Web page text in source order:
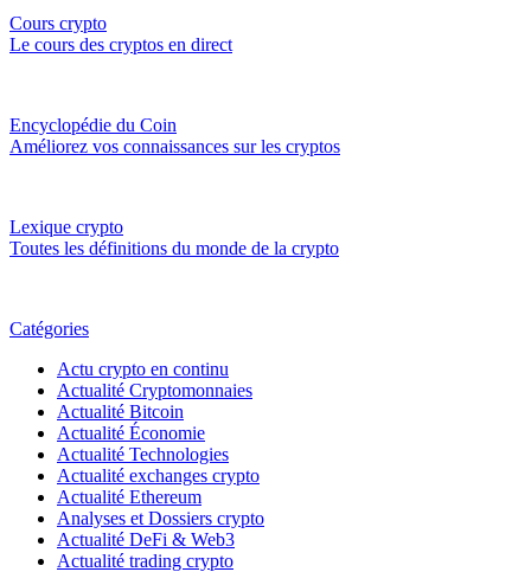
Cours crypto
Le cours des cryptos en direct
Encyclopédie du Coin
Améliorez vos connaissances sur les cryptos
Lexique crypto
Toutes les définitions du monde de la crypto
Catégories
Actu crypto en continu
Actualité Cryptomonnaies
Actualité Bitcoin
Actualité Économie
Actualité Technologies
Actualité exchanges crypto
Actualité Ethereum
Analyses et Dossiers crypto
Actualité DeFi & Web3
Actualité trading crypto